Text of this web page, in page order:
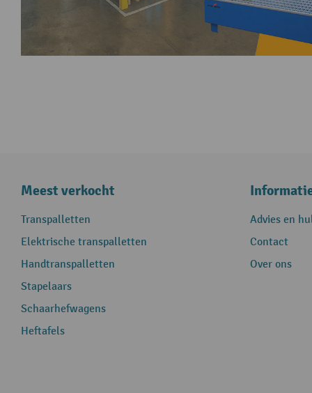
Meest verkocht
Transpalletten
Elektrische transpalletten
Handtranspalletten
Stapelaars
Schaarhefwagens
Heftafels
Advies en
Contact
Over ons